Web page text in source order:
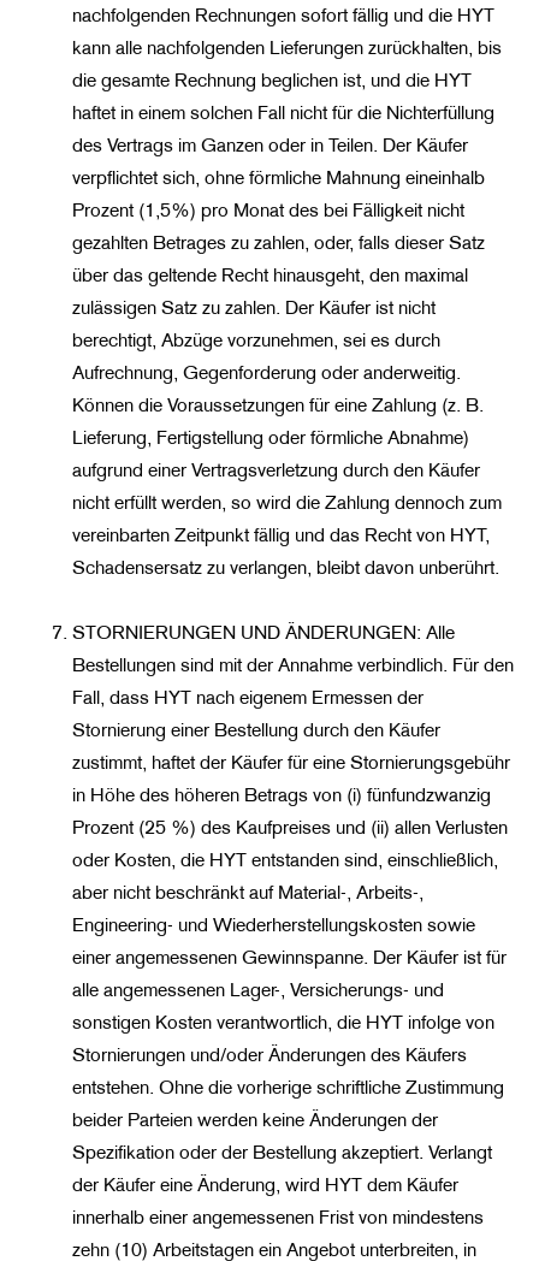
nachfolgenden Rechnungen sofort fällig und die HYT
kann alle nachfolgenden Lieferungen zurückhalten, bis
die gesamte Rechnung beglichen ist, und die HYT
haftet in einem solchen Fall nicht für die Nichterfüllung
des Vertrags im Ganzen oder in Teilen. Der Käufer
verpflichtet sich, ohne förmliche Mahnung eineinhalb
Prozent (1,5%) pro Monat des bei Fälligkeit nicht
gezahlten Betrages zu zahlen, oder, falls dieser Satz
über das geltende Recht hinausgeht, den maximal
zulässigen Satz zu zahlen. Der Käufer ist nicht
berechtigt, Abzüge vorzunehmen, sei es durch
Aufrechnung, Gegenforderung oder anderweitig.
Können die Voraussetzungen für eine Zahlung (z. B.
Lieferung, Fertigstellung oder förmliche Abnahme)
aufgrund einer Vertragsverletzung durch den Käufer
nicht erfüllt werden, so wird die Zahlung dennoch zum
vereinbarten Zeitpunkt fällig und das Recht von HYT,
Schadensersatz zu verlangen, bleibt davon unberührt.
STORNIERUNGEN UND ÄNDERUNGEN: Alle
Bestellungen sind mit der Annahme verbindlich. Für den
Fall, dass HYT nach eigenem Ermessen der
Stornierung einer Bestellung durch den Käufer
zustimmt, haftet der Käufer für eine Stornierungsgebühr
in Höhe des höheren Betrags von (i) fünfundzwanzig
Prozent (25 %) des Kaufpreises und (ii) allen Verlusten
oder Kosten, die HYT entstanden sind, einschließlich,
aber nicht beschränkt auf Material-, Arbeits-,
Engineering- und Wiederherstellungskosten sowie
einer angemessenen Gewinnspanne. Der Käufer ist für
alle angemessenen Lager-, Versicherungs- und
sonstigen Kosten verantwortlich, die HYT infolge von
Stornierungen und/oder Änderungen des Käufers
entstehen. Ohne die vorherige schriftliche Zustimmung
beider Parteien werden keine Änderungen der
Spezifikation oder der Bestellung akzeptiert. Verlangt
der Käufer eine Änderung, wird HYT dem Käufer
innerhalb einer angemessenen Frist von mindestens
zehn (10) Arbeitstagen ein Angebot unterbreiten, in